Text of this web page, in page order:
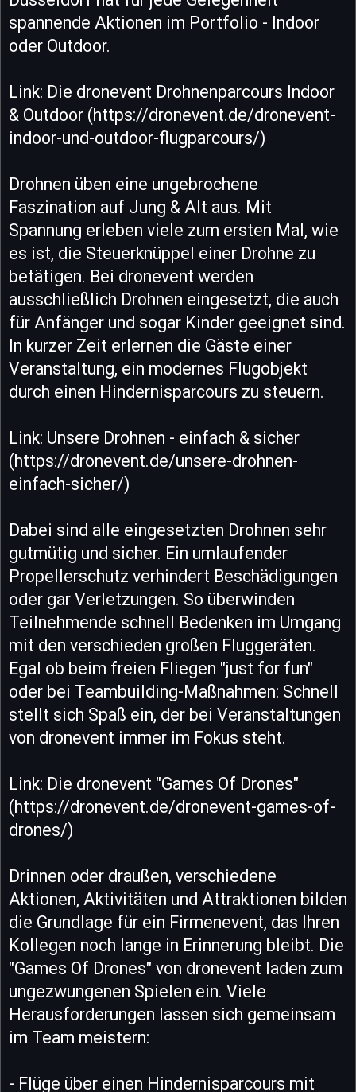
spannende Aktionen im Portfolio - Indoor
oder Outdoor.
Link: Die dronevent Drohnenparcours Indoor
& Outdoor (https://dronevent.de/dronevent-
indoor-und-outdoor-flugparcours/)
Drohnen üben eine ungebrochene
Faszination auf Jung & Alt aus. Mit
Spannung erleben viele zum ersten Mal, wie
es ist, die Steuerknüppel einer Drohne zu
betätigen. Bei dronevent werden
ausschließlich Drohnen eingesetzt, die auch
für Anfänger und sogar Kinder geeignet sind.
In kurzer Zeit erlernen die Gäste einer
Veranstaltung, ein modernes Flugobjekt
durch einen Hindernisparcours zu steuern.
Link: Unsere Drohnen - einfach & sicher
(https://dronevent.de/unsere-drohnen-
einfach-sicher/)
Dabei sind alle eingesetzten Drohnen sehr
gutmütig und sicher. Ein umlaufender
Propellerschutz verhindert Beschädigungen
oder gar Verletzungen. So überwinden
Teilnehmende schnell Bedenken im Umgang
mit den verschieden großen Fluggeräten.
Egal ob beim freien Fliegen "just for fun"
oder bei Teambuilding-Maßnahmen: Schnell
stellt sich Spaß ein, der bei Veranstaltungen
von dronevent immer im Fokus steht.
Link: Die dronevent "Games Of Drones"
(https://dronevent.de/dronevent-games-of-
drones/)
Drinnen oder draußen, verschiedene
Aktionen, Aktivitäten und Attraktionen bilden
die Grundlage für ein Firmenevent, das Ihren
Kollegen noch lange in Erinnerung bleibt. Die
"Games Of Drones" von dronevent laden zum
ungezwungenen Spielen ein. Viele
Herausforderungen lassen sich gemeinsam
im Team meistern:
- Flüge über einen Hindernisparcours mit